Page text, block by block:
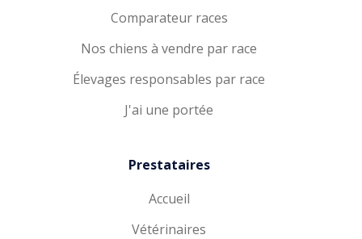
Comparateur races
Nos chiens à vendre par race
Élevages responsables par race
J'ai une portée
Prestataires
Accueil
Vétérinaires